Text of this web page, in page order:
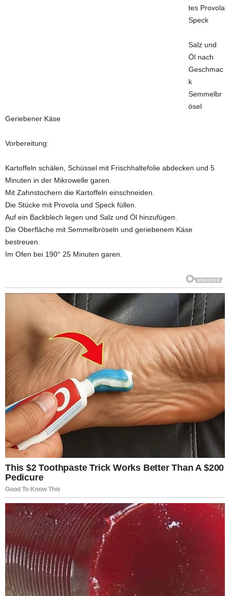
tes Provola
Speck
Salz und
Öl nach
Geschmac
k
Semmelbr
ösel
Geriebener Käse
Vorbereitung:
Kartoffeln schälen, Schüssel mit Frischhaltefolie abdecken und 5
Minuten in der Mikrowelle garen.
Mit Zahnstochern die Kartoffeln einschneiden.
Die Stücke mit Provola und Speck füllen.
Auf ein Backblech legen und Salz und Öl hinzufügen.
Die Oberfläche mit Semmelbröseln und geriebenem Käse
bestreuen.
Im Ofen bei 190° 25 Minuten garen.